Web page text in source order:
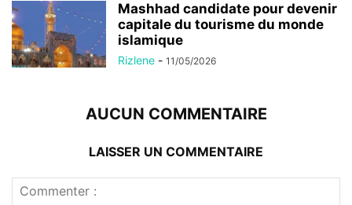
Mashhad candidate pour devenir
capitale du tourisme du monde
islamique
Rizlene - 11/05/2026
AUCUN COMMENTAIRE
LAISSER UN COMMENTAIRE